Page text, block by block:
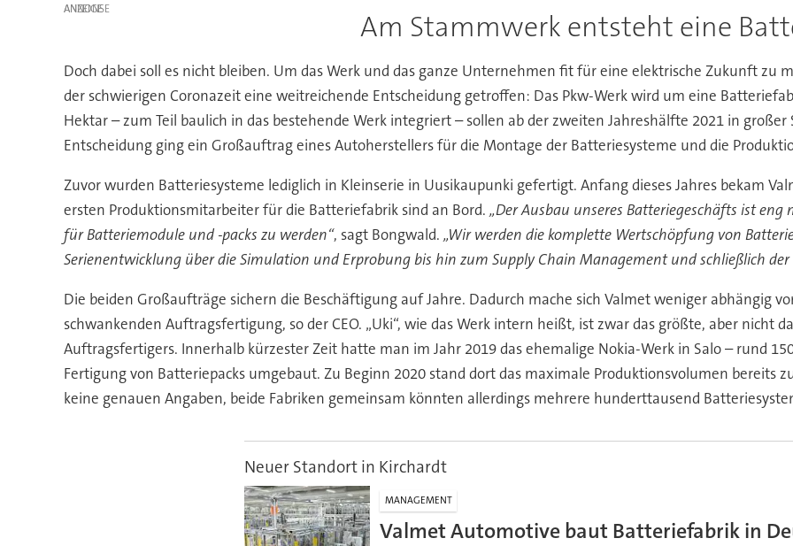
ANZEIGE Am Stammwerk entsteht eine
Doch dabei soll es nicht bleiben. Um das Werk und das ganze Unternehmen fit für eine elektrische Zukunft zu
der schwierigen Coronazeit eine weitreichende Entscheidung getroffen: Das Pkw-Werk wird um eine
Hektar – zum Teil baulich in das bestehende Werk integriert – sollen ab der zweiten Jahreshälfte 2021 in
Entscheidung ging ein Großauftrag eines Autoherstellers für die Montage der Batteriesysteme und die
Zuvor wurden Batteriesysteme lediglich in Kleinserie in Uusikaupunki gefertigt. Anfang dieses Jahres bekam
ersten Produktionsmitarbeiter für die Batteriefabrik sind an Bord. „Der Ausbau unseres Batteriegeschäfts ist
für Batteriemodule und -packs zu werden“, sagt Bongwald. „Wir werden die komplette Wertschöpfung von
Serienentwicklung über die Simulation und Erprobung bis hin zum Supply Chain Management und schließlich der
Die beiden Großaufträge sichern die Beschäftigung auf Jahre. Dadurch mache sich Valmet weniger abhängig
schwankenden Auftragsfertigung, so der CEO. „Uki“, wie das Werk intern heißt, ist zwar das größte, aber nicht
Auftragsfertigers. Innerhalb kürzester Zeit hatte man im Jahr 2019 das ehemalige Nokia-Werk in Salo – rund
Fertigung von Batteriepacks umgebaut. Zu Beginn 2020 stand dort das maximale Produktionsvolumen bereits
keine genauen Angaben, beide Fabriken gemeinsam könnten allerdings mehrere hunderttausend
Neuer Standort in Kirchardt
MANAGEMENT
Valmet Automotive baut Batteriefabrik in